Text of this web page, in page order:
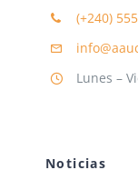
(+240)
Lunes –
Noticias